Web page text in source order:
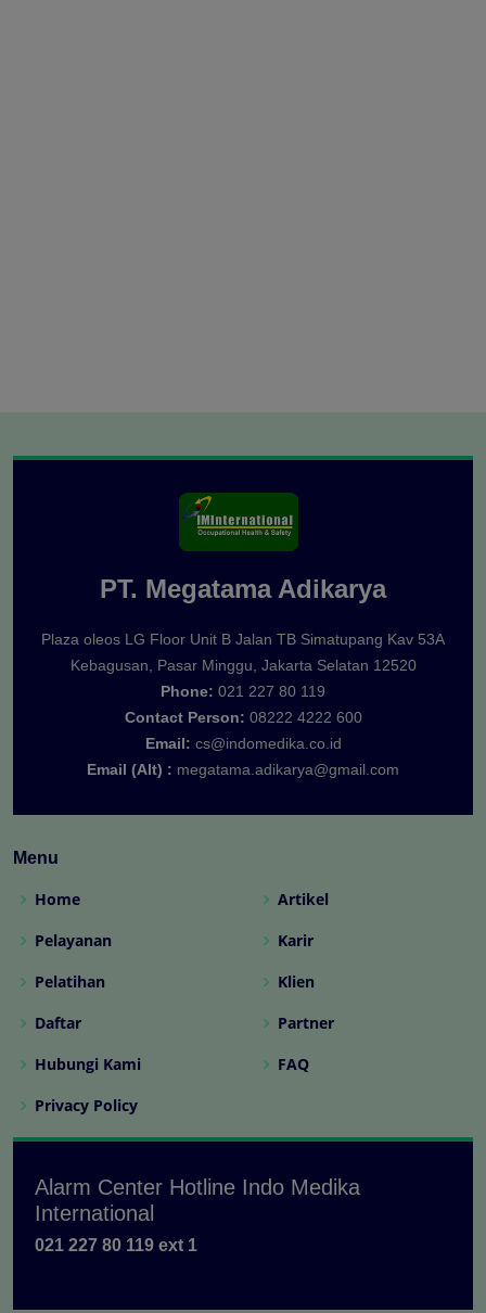
PT. Megatama Adikarya
Plaza oleos LG Floor Unit B Jalan TB Simatupang Kav 53A
Kebagusan, Pasar Minggu, Jakarta Selatan 12520
Phone: 021 227 80 119
Contact Person: 08222 4222 600
Email: cs@indomedika.co.id
Email (Alt) : megatama.adikarya@gmail.com
Menu
Home
Pelayanan
Pelatihan
Daftar
Hubungi Kami
Privacy Policy
Artikel
Karir
Klien
Partner
FAQ
Alarm Center Hotline Indo Medika
International
021 227 80 119 ext 1